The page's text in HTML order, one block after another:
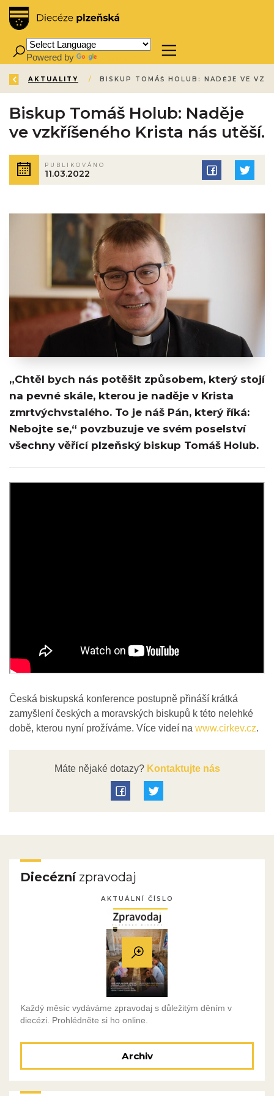
Powered by
ZPĚT
ÚVOD /
AKTUALITY /
Biskup Tomáš Holub: Naděje
ve vzkříšeného Krista nás utěší.
PUBLIKOVÁNO
11.03.2022
„Chtěl bych nás potěšit způsobem, který stojí
na pevné skále, kterou je naděje v Krista
zmrtvýchvstalého. To je náš Pán, který říká:
Nebojte se,“ povzbuzuje ve svém poselství
všechny věřící plzeňský biskup Tomáš Holub.
Česká biskupská konference postupně přináší krátká
zamyšlení českých a moravských biskupů k této nelehké
době, kterou nyní prožíváme. Více videí na www.cirkev.cz.
Máte nějaké dotazy?Kontaktujte nás
Diecéznízpravodaj
AKTUÁLNÍ ČÍSLO
Každý měsíc vydáváme zpravodaj s důležitým děním v
diecézi. Prohlédněte si ho online.
Archiv